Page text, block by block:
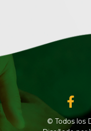
f
© Todos los